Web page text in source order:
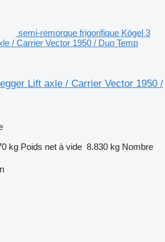
semi-remorque frigorifique Kögel 3
/ Carrier Vector 1950 / Duo Temp
Lift axle / Carrier Vector 1950 /
kg Poids net à vide 8.830 kg Nombre